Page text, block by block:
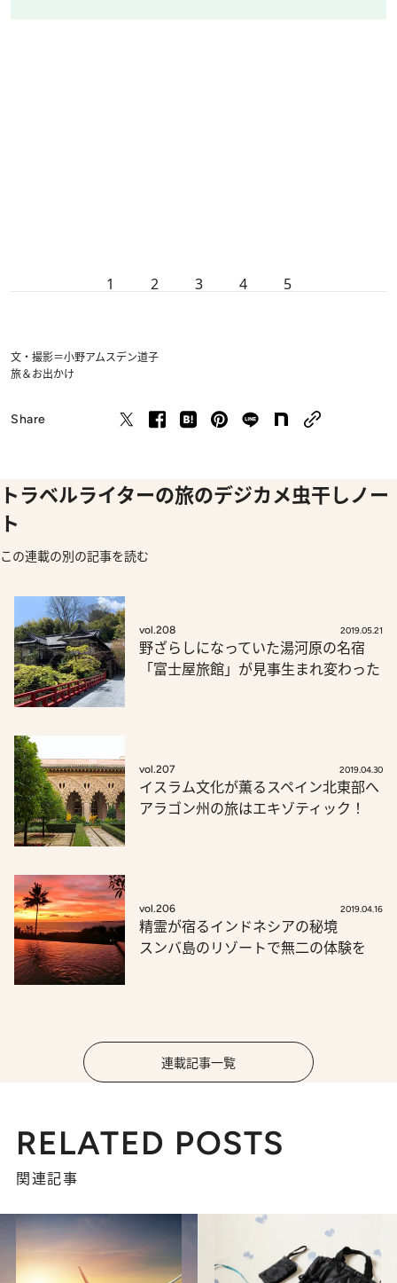
1 2 3 4 5
文・撮影＝小野アムスデン道子
旅＆お出かけ
Share
トラベルライターの旅のデジカメ虫干しノー
ト
この連載の別の記事を読む
vol.208 2019.05.21
野ざらしになっていた湯河原の名宿
「富士屋旅館」が見事生まれ変わった
vol.207 2019.04.30
イスラム文化が薫るスペイン北東部へ
アラゴン州の旅はエキゾティック！
vol.206 2019.04.16
精霊が宿るインドネシアの秘境
スンバ島のリゾートで無二の体験を
連載記事一覧
RELATED POSTS
関連記事